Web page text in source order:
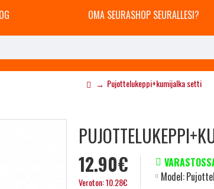
OMA SEURASHOP SEURALLESI?
Pujottelukeppi+kumijalka setti
12.90€
Veroton: 10.28€
Model: